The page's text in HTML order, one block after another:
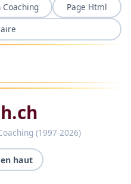
Page Html
(1997-2026)
haut